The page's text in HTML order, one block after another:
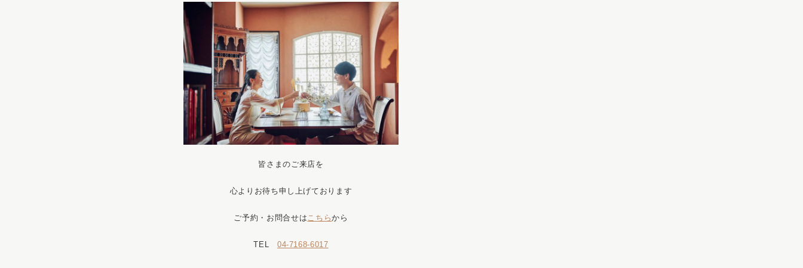
皆さまのご来店を
心よりお待ち申し上げております
ご予約・お問合せは こちらから
TEL 04-7168-6017